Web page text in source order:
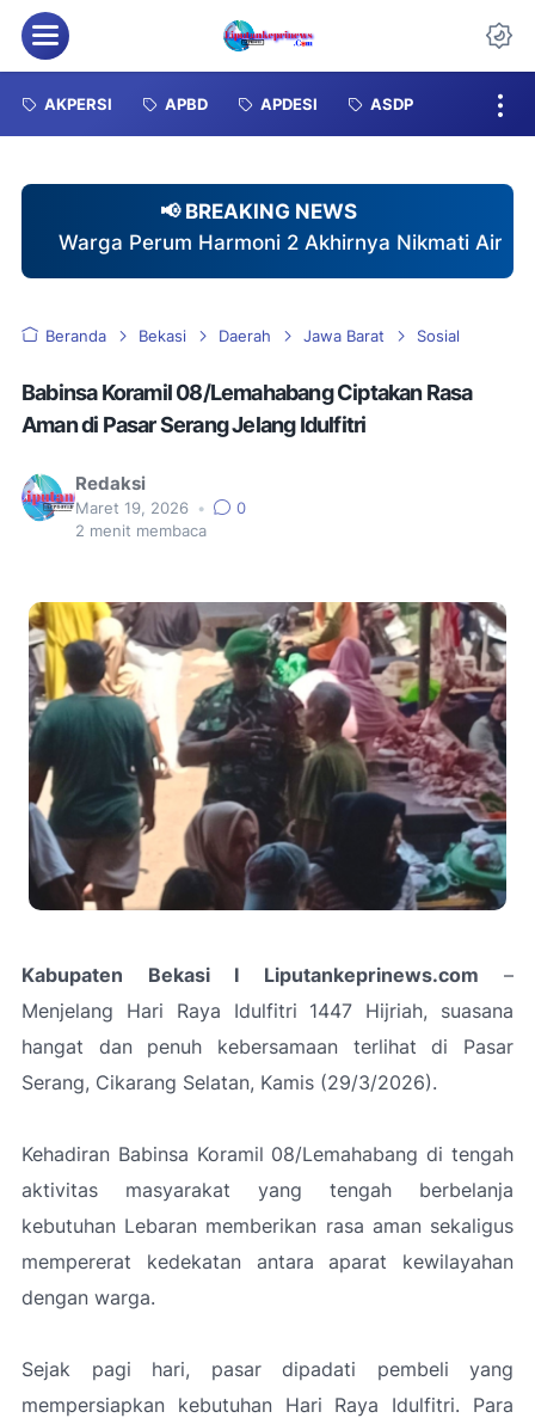
Menu
AKPERSI APBD APDESI ASDP
📢 BREAKING NEWS
Harmoni 2 Akhirnya Nikmati Air Bersih, Pemdes
Beranda Bekasi Daerah Jawa Barat Sosial
Babinsa Koramil 08/Lemahabang Ciptakan Rasa
Aman di Pasar Serang Jelang Idulfitri
Redaksi
Maret 19, 2026 •
0
2 menit membaca
Kabupaten Bekasi I Liputankeprinews.com –
Menjelang Hari Raya Idulfitri 1447 Hijriah, suasana
hangat dan penuh kebersamaan terlihat di Pasar
Serang, Cikarang Selatan, Kamis (29/3/2026).
Kehadiran Babinsa Koramil 08/Lemahabang di tengah
aktivitas masyarakat yang tengah berbelanja
kebutuhan Lebaran memberikan rasa aman sekaligus
mempererat kedekatan antara aparat kewilayahan
dengan warga.
Sejak pagi hari, pasar dipadati pembeli yang
mempersiapkan kebutuhan Hari Raya Idulfitri. Para